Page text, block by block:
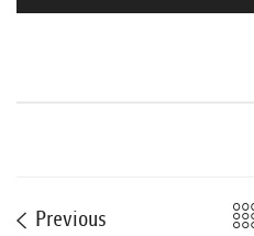
Previous